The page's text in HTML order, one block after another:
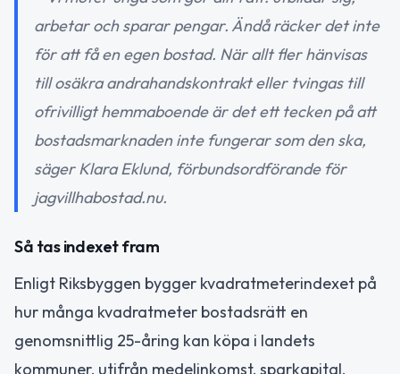
arbetar och sparar pengar. Ändå räcker det inte
för att få en egen bostad. När allt fler hänvisas
till osäkra andrahandskontrakt eller tvingas till
ofrivilligt hemmaboende är det ett tecken på att
bostadsmarknaden inte fungerar som den ska,
säger Klara Eklund, förbundsordförande för
jagvillhabostad.nu.
Så tas indexet fram
Enligt Riksbyggen bygger kvadratmeterindexet på
hur många kvadratmeter bostadsrätt en
genomsnittlig 25-åring kan köpa i landets
kommuner, utifrån medelinkomst, sparkapital,